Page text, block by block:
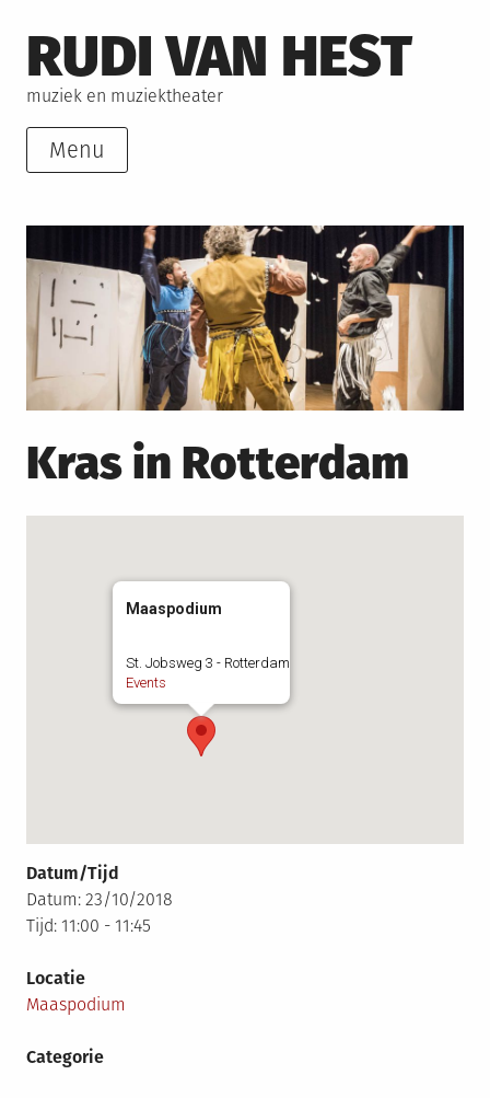
to
content
RUDI VAN HEST
muziek en muziektheater
Menu
Kras in Rotterdam
Maaspodium
St. Jobsweg 3 - Rotterdam
Events
Datum/Tijd
Datum: 23/10/2018
Tijd: 11:00 - 11:45
Locatie
Maaspodium
Categorie